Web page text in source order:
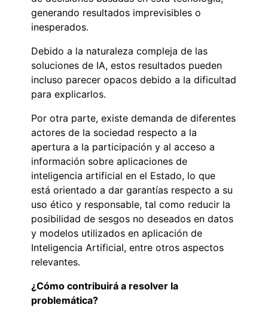
generando resultados imprevisibles o
inesperados.
Debido a la naturaleza compleja de las
soluciones de IA, estos resultados pueden
incluso parecer opacos debido a la dificultad
para explicarlos.
Por otra parte, existe demanda de diferentes
actores de la sociedad respecto a la
apertura a la participación y al acceso a
información sobre aplicaciones de
inteligencia artificial en el Estado, lo que
está orientado a dar garantías respecto a su
uso ético y responsable, tal como reducir la
posibilidad de sesgos no deseados en datos
y modelos utilizados en aplicación de
Inteligencia Artificial, entre otros aspectos
relevantes.
¿Cómo contribuirá a resolver la
problemática?